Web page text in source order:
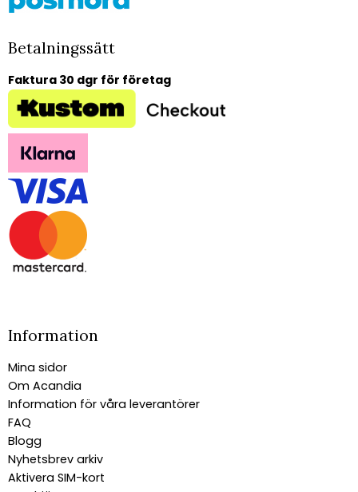
Betalningssätt
Faktura 30 dgr för företag
Information
Mina sidor
Om Acandia
Information för våra leverantörer
FAQ
Blogg
Nyhetsbrev arkiv
Aktivera SIM-kort